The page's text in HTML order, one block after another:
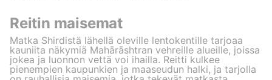
Reitin maisemat
Matka Shirdistä lähellä oleville lentokentille tarjoaa
kauniita näkymiä Mahārāshtran vehreille alueille, joissa
jokea ja luonnon vettä voi ihailla. Reitti kulkee
pienempien kaupunkien ja maaseudun halki, ja tarjolla